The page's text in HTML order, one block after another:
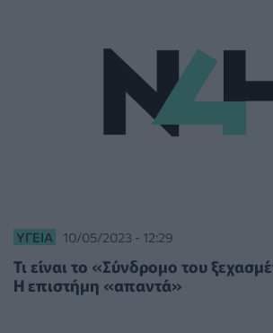
ΥΓΕΊΑ 10/05/2023 - 12:29
Τι είναι το «Σύνδρομο του
Η επιστήμη «απαντά»